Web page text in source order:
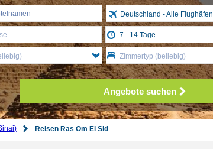
Deutschland - Alle Flughäfen
Zimmertyp (beliebig)
Angebote suchen
Reisen Ras Om El Sid